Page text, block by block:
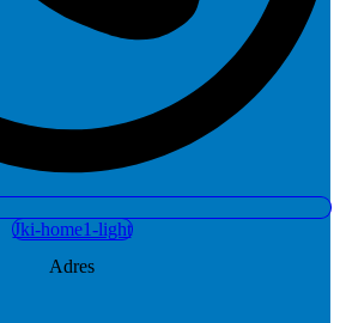
Jki-home1-light
Adres